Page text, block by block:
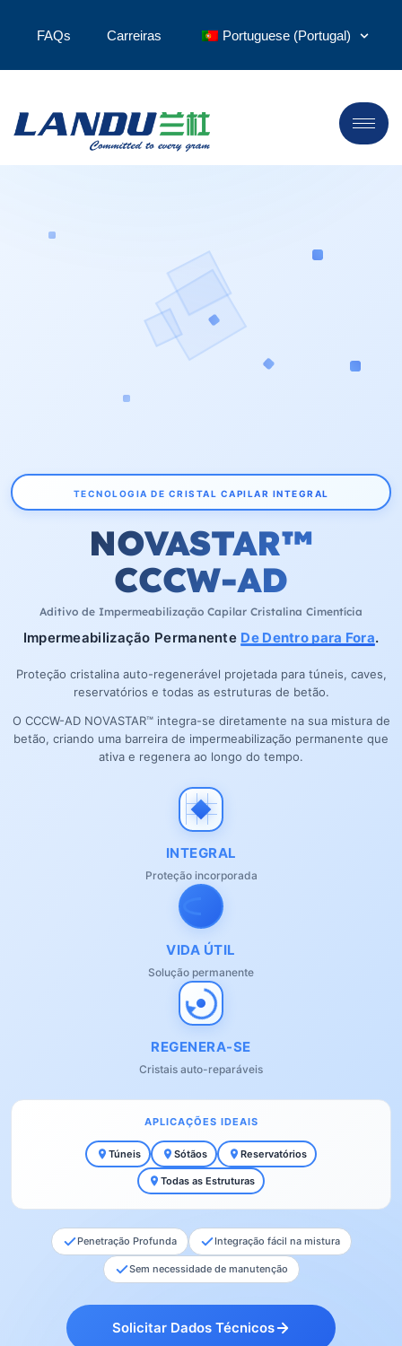
FAQs Carreiras Portuguese (Portugal)
TECNOLOGIA DE CRISTAL CAPILAR INTEGRAL
NOVASTAR™
CCCW-AD
Aditivo de Impermeabilização Capilar Cristalina Cimentícia
Impermeabilização Permanente De Dentro para Fora.
Proteção cristalina auto-regenerável projetada para túneis, caves,
reservatórios e todas as estruturas de betão.
O CCCW-AD NOVASTAR™ integra-se diretamente na sua mistura de
betão, criando uma barreira de impermeabilização permanente que
ativa e regenera ao longo do tempo.
INTEGRAL
Proteção incorporada
VIDA ÚTIL
Solução permanente
REGENERA-SE
Cristais auto-reparáveis
APLICAÇÕES IDEAIS
Túneis Sótãos Reservatórios
Todas as Estruturas
Penetração Profunda Integração fácil na mistura
Sem necessidade de manutenção
Solicitar Dados Técnicos